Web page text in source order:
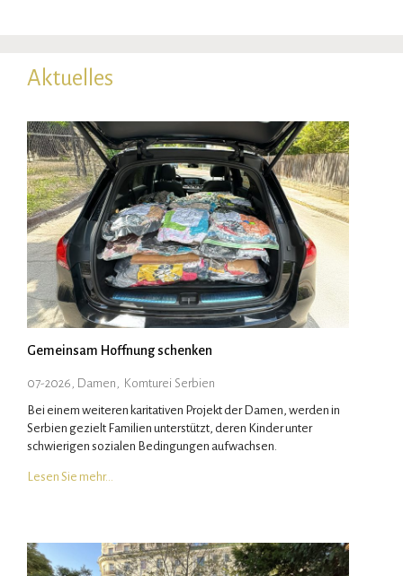
Aktuelles
Gemeinsam Hoffnung schenken
07-2026, Damen , Komturei Serbien
Bei einem weiteren karitativen Projekt der Damen, werden in
Serbien gezielt Familien unterstützt, deren Kinder unter
schwierigen sozialen Bedingungen aufwachsen.
Lesen Sie mehr…